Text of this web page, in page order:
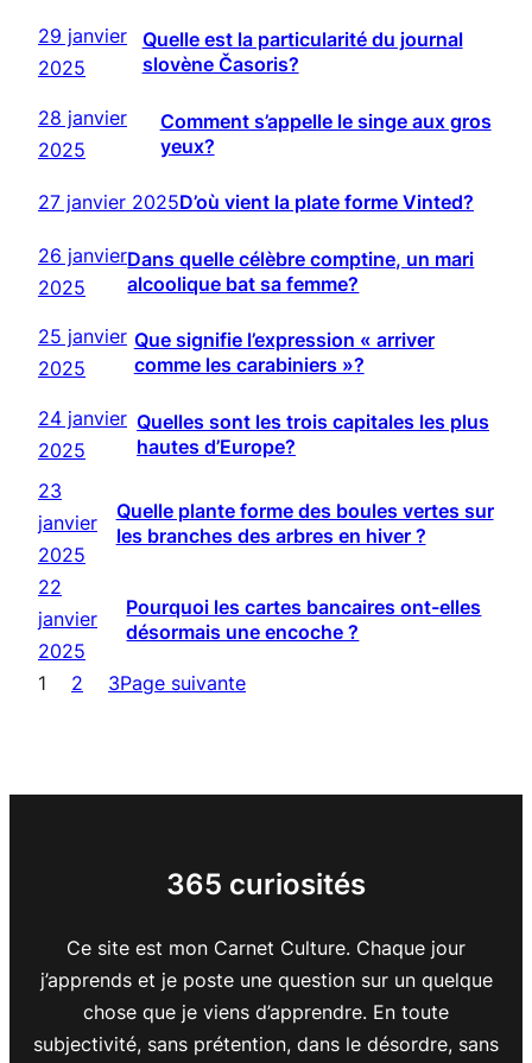
29 janvier
2025
Quelle est la particularité du journal
slovène Časoris?
28 janvier
2025
Comment s’appelle le singe aux gros
yeux?
27 janvier 2025D’où vient la plate forme Vinted?
26 janvier
2025
Dans quelle célèbre comptine, un mari
alcoolique bat sa femme?
25 janvier
2025
Que signifie l’expression « arriver
comme les carabiniers »?
24 janvier
2025
Quelles sont les trois capitales les plus
hautes d’Europe?
23
janvier
2025
Quelle plante forme des boules vertes sur
les branches des arbres en hiver ?
22
janvier
2025
Pourquoi les cartes bancaires ont-elles
désormais une encoche ?
1 2 3Page suivante
365 curiosités
Ce site est mon Carnet Culture. Chaque jour
j’apprends et je poste une question sur un quelque
chose que je viens d’apprendre. En toute
subjectivité, sans prétention, dans le désordre, sans